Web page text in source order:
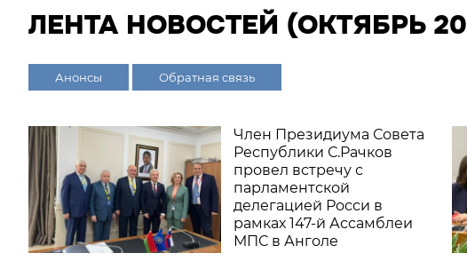
ЛЕНТА НОВОСТЕЙ (ОКТЯБРЬ
Анонсы Обратная связь
Член Президиума Совета
Республики С.Рачков
провел встречу с
парламентской
делегацией Росси в
рамках 147-й Ассамблеи
МПС в Анголе